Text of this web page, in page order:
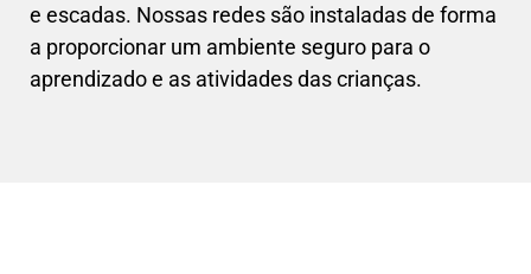
e escadas. Nossas redes são instaladas de forma
a proporcionar um ambiente seguro para o
aprendizado e as atividades das crianças.